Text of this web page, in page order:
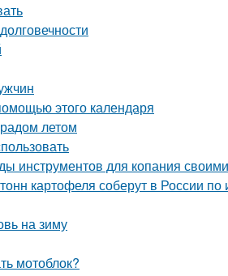
этого календаря
летом
инструментов для копания
картофеля соберут в России по
на зиму
мотоблок?